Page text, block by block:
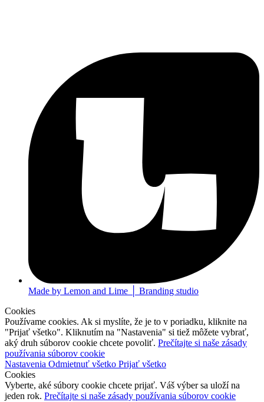
Made by Lemon and Lime │ Branding studio
Cookies
Používame cookies. Ak si myslíte, že je to v poriadku, kliknite na
"Prijať všetko". Kliknutím na "Nastavenia" si tiež môžete vybrať,
aký druh súborov cookie chcete povoliť. Prečítajte si naše zásady
používania súborov cookie
Nastavenia Odmietnuť všetko Prijať všetko
Cookies
Vyberte, aké súbory cookie chcete prijať. Váš výber sa uloží na
jeden rok. Prečítajte si naše zásady používania súborov cookie